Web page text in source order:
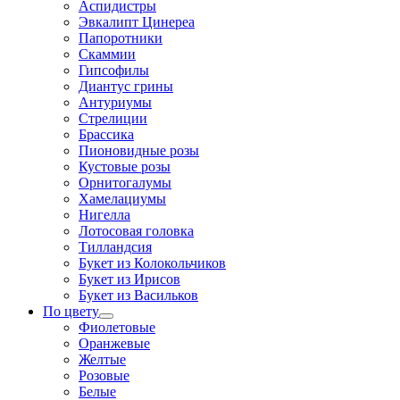
Аспидистры
Эвкалипт Цинереа
Папоротники
Скаммии
Гипсофилы
Диантус грины
Антуриумы
Стрелиции
Брассика
Пионовидные розы
Кустовые розы
Орнитогалумы
Хамелациумы
Нигелла
Лотосовая головка
Тилландсия
Букет из Колокольчиков
Букет из Ирисов
Букет из Васильков
По цвету
Фиолетовые
Оранжевые
Желтые
Розовые
Белые